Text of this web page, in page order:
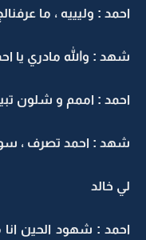
احمد : وليييه ، ما
شهد : والله مادري يا
احمد : اممم و شلون
شهد : احمد تصرف ، سو
لي خالد
احمد : شهود الحين انا